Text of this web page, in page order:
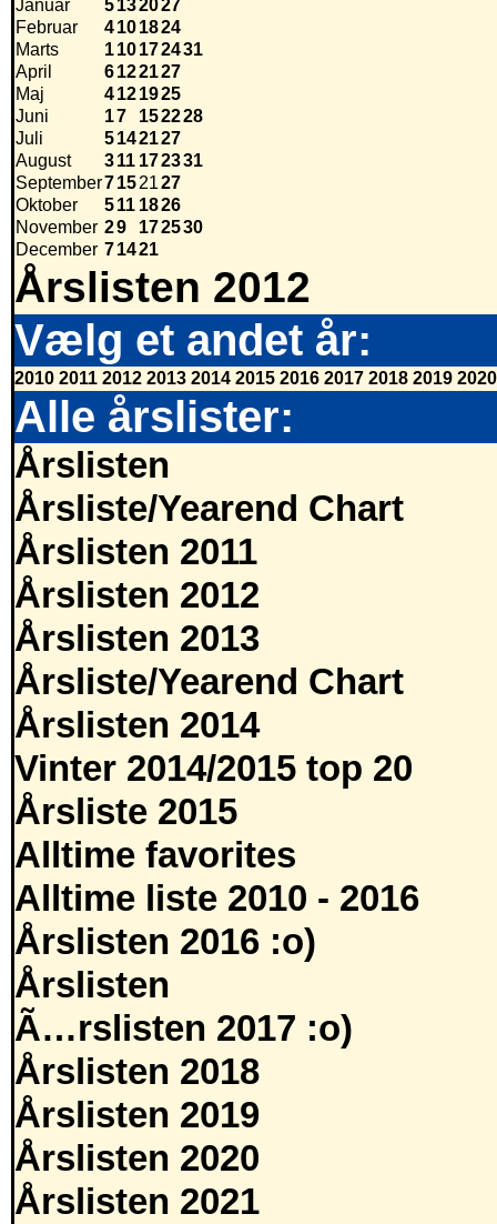
Januar 5132027
Februar
4101824
Marts
110172431
April
6122127
Maj
4121925
Juni
17 152228
Juli
5142127
August
311 172331
September7152127
Oktober
511 1826
November 29 172530
December 71421
Årslisten 2012
Vælg et andet år:
2010 2011 2012 2013 2014 2015 2016 2017 2018 2019 2020
Alle årslister:
Årslisten
Årsliste/Yearend Chart
Årslisten 2011
Årslisten 2012
Årslisten 2013
Årsliste/Yearend Chart
Årslisten 2014
Vinter 2014/2015 top 20
Årsliste 2015
Alltime favorites
Alltime liste 2010 - 2016
Årslisten 2016 :o)
Årslisten
Ã…rslisten 2017 :o)
Årslisten 2018
Årslisten 2019
Årslisten 2020
Årslisten 2021